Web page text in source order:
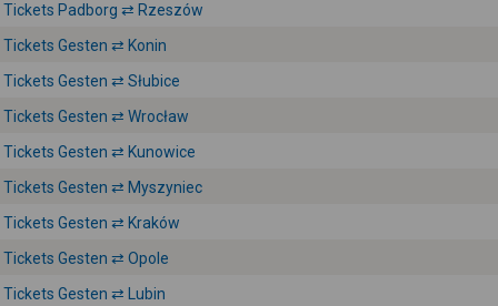
Tickets Padborg ⇄ Rzeszów
Tickets Gesten ⇄ Konin
Tickets Gesten ⇄ Słubice
Tickets Gesten ⇄ Wrocław
Tickets Gesten ⇄ Kunowice
Tickets Gesten ⇄ Myszyniec
Tickets Gesten ⇄ Kraków
Tickets Gesten ⇄ Opole
Tickets Gesten ⇄ Lubin